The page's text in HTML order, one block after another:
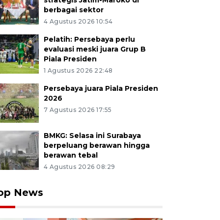
berbagai sektor
4 Agustus 2026 10:54
Pelatih: Persebaya perlu
evaluasi meski juara Grup B
Piala Presiden
1 Agustus 2026 22:48
Persebaya juara Piala Presiden
2026
7 Agustus 2026 17:55
BMKG: Selasa ini Surabaya
berpeluang berawan hingga
berawan tebal
4 Agustus 2026 08:29
News